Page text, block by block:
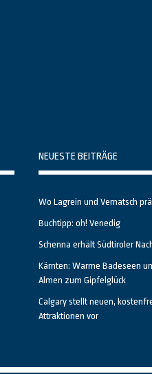
NEUESTE BEITRÄGE
Wo Lagrein und Vernatsch
Buchtipp: oh! Venedig
Schenna erhält Südtiroler
Kärnten: Warme Badeseen
Almen zum Gipfelglück
Calgary stellt neuen,
Attraktionen vor